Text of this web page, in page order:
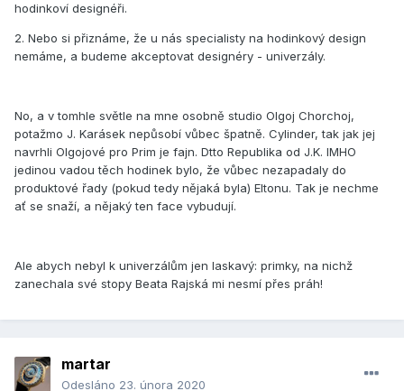
hodinkoví designéři.
2. Nebo si přiznáme, že u nás specialisty na hodinkový design
nemáme, a budeme akceptovat designéry - univerzály.
No, a v tomhle světle na mne osobně studio Olgoj Chorchoj,
potažmo J. Karásek nepůsobí vůbec špatně. Cylinder, tak jak jej
navrhli Olgojové pro Prim je fajn. Dtto Republika od J.K. IMHO
jedinou vadou těch hodinek bylo, že vůbec nezapadaly do
produktové řady (pokud tedy nějaká byla) Eltonu. Tak je nechme
ať se snaží, a nějaký ten face vybudují.
Ale abych nebyl k univerzálům jen laskavý: primky, na nichž
zanechala své stopy Beata Rajská mi nesmí přes práh!
martar
Odesláno 23. února 2020